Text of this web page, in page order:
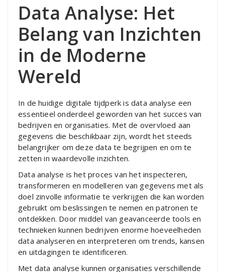
Data Analyse: Het
Belang van Inzichten
in de Moderne
Wereld
In de huidige digitale tijdperk is data analyse een
essentieel onderdeel geworden van het succes van
bedrijven en organisaties. Met de overvloed aan
gegevens die beschikbaar zijn, wordt het steeds
belangrijker om deze data te begrijpen en om te
zetten in waardevolle inzichten.
Data analyse is het proces van het inspecteren,
transformeren en modelleren van gegevens met als
doel zinvolle informatie te verkrijgen die kan worden
gebruikt om beslissingen te nemen en patronen te
ontdekken. Door middel van geavanceerde tools en
technieken kunnen bedrijven enorme hoeveelheden
data analyseren en interpreteren om trends, kansen
en uitdagingen te identificeren.
Met data analyse kunnen organisaties verschillende